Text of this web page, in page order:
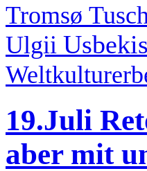
Tromsø
Ulgii
19.Juli
aber mit